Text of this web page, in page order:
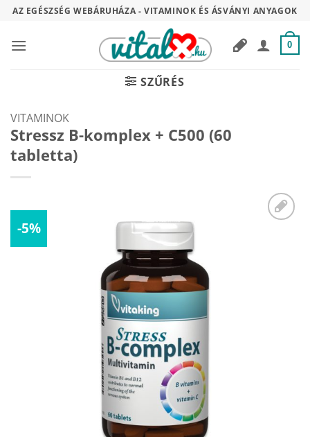
Skip
content
AZ EGÉSZSÉG WEBÁRUHÁZA - VITAMINOK ÉS ÁSVÁNYI ANYAGOK
0
SZŰRÉS
VITAMINOK
Stressz B-komplex + C500 (60
tabletta)
-5%